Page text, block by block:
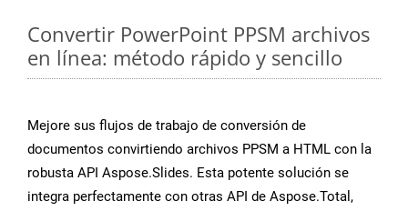
Convertir PowerPoint PPSM archivos
en línea: método rápido y sencillo
Mejore sus flujos de trabajo de conversión de
documentos convirtiendo archivos PPSM a HTML con la
robusta API Aspose.Slides. Esta potente solución se
integra perfectamente con otras API de Aspose.Total,